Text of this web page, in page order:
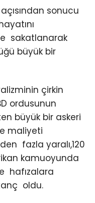
sonucu
sakatlanarak
büyük bir
çirkin
ordusunun
büyük bir askeri
maliyeti
fazla yaralı,120
kamuoyunda
hafızalara
oldu.